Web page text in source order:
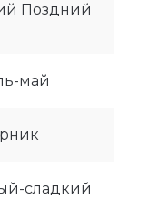
Поздний
май
сладкий